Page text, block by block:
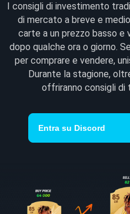
I consigli di investimento
di mercato a breve e
carte a un prezzo basso e
dopo qualche ora o giorno.
per comprare e vendere,
Durante la stagione,
offriranno consigli di
Entra su Discord